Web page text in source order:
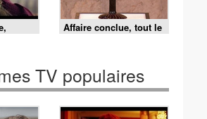
du
Affaire conclue, tout le
monde a quelque
TV populaires